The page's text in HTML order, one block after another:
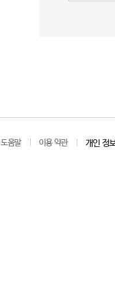
도움말 이용 약관 개인 정